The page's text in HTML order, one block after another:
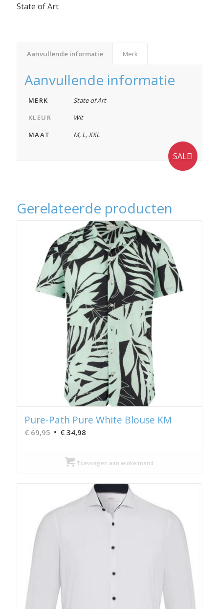
SALE!
State of Art
Aanvullende informatie Merk
Aanvullende informatie
MERK
State of Art
KLEUR
Wit
MAAT
M, L,XXL
Gerelateerde producten
Pure-Path Pure White Blouse KM
€69,95 Oorspronkelijke
was:
€ 69,95.
€34,98Huidige
€ 34,98.
Toevoegen aan winkelmand